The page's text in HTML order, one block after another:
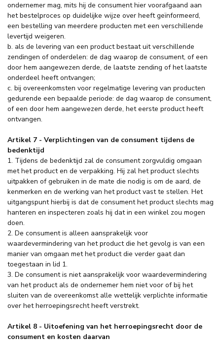
ondernemer mag, mits hij de consument hier voorafgaand aan
het bestelproces op duidelijke wijze over heeft geïnformeerd,
een bestelling van meerdere producten met een verschillende
levertijd weigeren.
b. als de levering van een product bestaat uit verschillende
zendingen of onderdelen: de dag waarop de consument, of een
door hem aangewezen derde, de laatste zending of het laatste
onderdeel heeft ontvangen;
c. bij overeenkomsten voor regelmatige levering van producten
gedurende een bepaalde periode: de dag waarop de consument,
of een door hem aangewezen derde, het eerste product heeft
ontvangen.
Artikel 7 - Verplichtingen van de consument tijdens de
bedenktijd
1. Tijdens de bedenktijd zal de consument zorgvuldig omgaan
met het product en de verpakking. Hij zal het product slechts
uitpakken of gebruiken in de mate die nodig is om de aard, de
kenmerken en de werking van het product vast te stellen. Het
uitgangspunt hierbij is dat de consument het product slechts mag
hanteren en inspecteren zoals hij dat in een winkel zou mogen
doen.
2. De consument is alleen aansprakelijk voor
waardevermindering van het product die het gevolg is van een
manier van omgaan met het product die verder gaat dan
toegestaan in lid 1.
3. De consument is niet aansprakelijk voor waardevermindering
van het product als de ondernemer hem niet voor of bij het
sluiten van de overeenkomst alle wettelijk verplichte informatie
over het herroepingsrecht heeft verstrekt.
Artikel 8 - Uitoefening van het herroepingsrecht door de
consument en kosten daarvan